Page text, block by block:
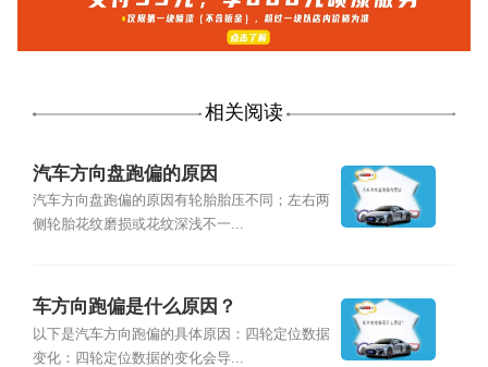
相关阅读
汽车方向盘跑偏的原因
汽车方向盘跑偏的原因有轮胎胎压不同；左右两
侧轮胎花纹磨损或花纹深浅不一...
车方向跑偏是什么原因？
以下是汽车方向跑偏的具体原因：四轮定位数据
变化：四轮定位数据的变化会导...